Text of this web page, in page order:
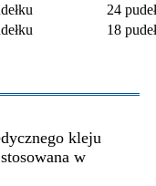
24
18
kleju
w